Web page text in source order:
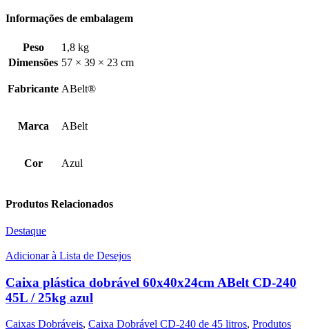
Informações de embalagem
Peso
1,8 kg
Dimensões 57 × 39 × 23 cm
Fabricante ABelt®
Marca ABelt
Cor Azul
Produtos Relacionados
Destaque
Adicionar à Lista de Desejos
Caixa plástica dobrável 60x40x24cm ABelt CD-240
45L / 25kg azul
Caixas Dobráveis, Caixa Dobrável CD-240 de 45 litros, Produtos